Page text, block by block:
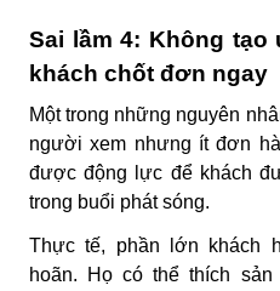
Sai lầm 4: Không
khách chốt đơn ngay
Một trong những nguyên
người xem nhưng ít đơn
được động lực để khách
trong buổi phát sóng.
Thực tế, phần lớn khách
hoãn. Họ có thể thích